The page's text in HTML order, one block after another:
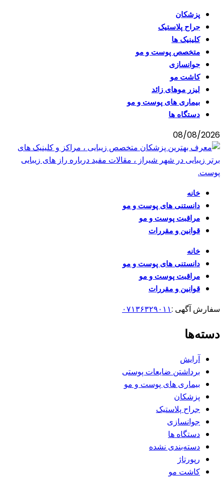
پزشکان
جراح پلاستیک
کلینیک ها
متخصص پوست و مو
جوانسازی
کاشت مو
لیزر موهای زائد
بیماری های پوست و مو
دستگاه ها
08/08/2026
خانه
دانستنی های پوست و مو
مراقبت پوست و مو
قوانین و مقررات
خانه
دانستنی های پوست و مو
مراقبت پوست و مو
قوانین و مقررات
سفارش آگهی :۰۷۱۳۶۳۲۹۰۱۱
دسته‌ها
آرایش
برداشتن ضایعات پوستی
بیماری های پوست و مو
پزشکان
جراح پلاستیک
جوانسازی
دستگاه ها
دسته‌بندی نشده
رپورتاژ
کاشت مو